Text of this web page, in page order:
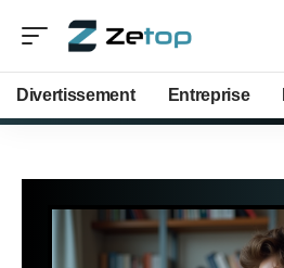
Divertissement Entreprise